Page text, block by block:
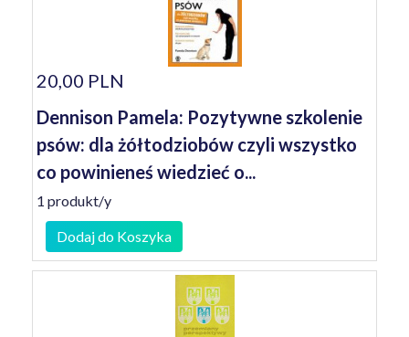
20,00 PLN
Dennison Pamela: Pozytywne szkolenie
psów: dla żółtodziobów czyli wszystko
co powinieneś wiedzieć o...
1 produkt/y
Dodaj do Koszyka